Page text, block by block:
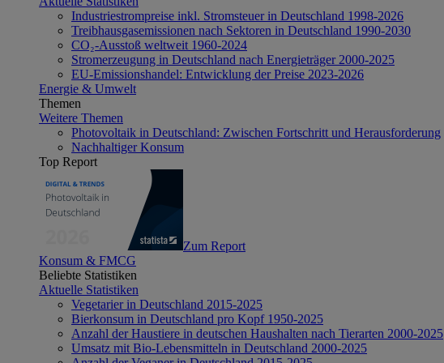
Industriestrompreise inkl. Stromsteuer in Deutschland 1998-2026
Treibhausgasemissionen nach Sektoren in Deutschland 1990-2030
CO₂-Ausstoß weltweit 1960-2024
Stromerzeugung in Deutschland nach Energieträger 2000-2025
EU-Emissionshandel: Entwicklung der Preise 2023-2026
Energie & Umwelt
Themen
Weitere Themen
Photovoltaik in Deutschland: Zwischen Fortschritt und Herausforderung
Nachhaltiger Konsum
Top Report
Zum Report
Konsum & FMCG
Beliebte Statistiken
Aktuelle Statistiken
Vegetarier in Deutschland 2015-2025
Bierkonsum in Deutschland pro Kopf 1950-2025
Anzahl der Haustiere in deutschen Haushalten nach Tierarten 2000-2025
Umsatz mit Bio-Lebensmitteln in Deutschland 2000-2025